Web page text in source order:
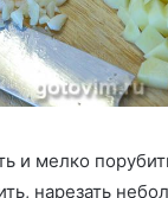
и мелко
нарезать